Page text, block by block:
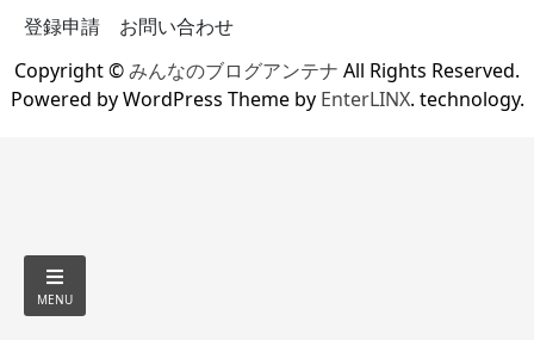
登録申請
お問い合わせ
Copyright ©みんなのブログアンテナ All Rights Reserved.
Powered by WordPress Theme by EnterLINX. technology.
MENU